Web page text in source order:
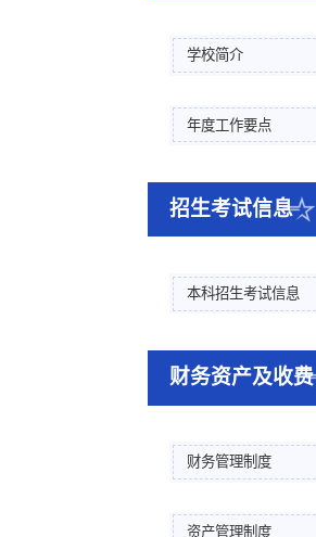
学校简介
年度工作要点
招生考试信息
本科招生考试信息
财务资产及收费
财务管理制度
资产管理制度